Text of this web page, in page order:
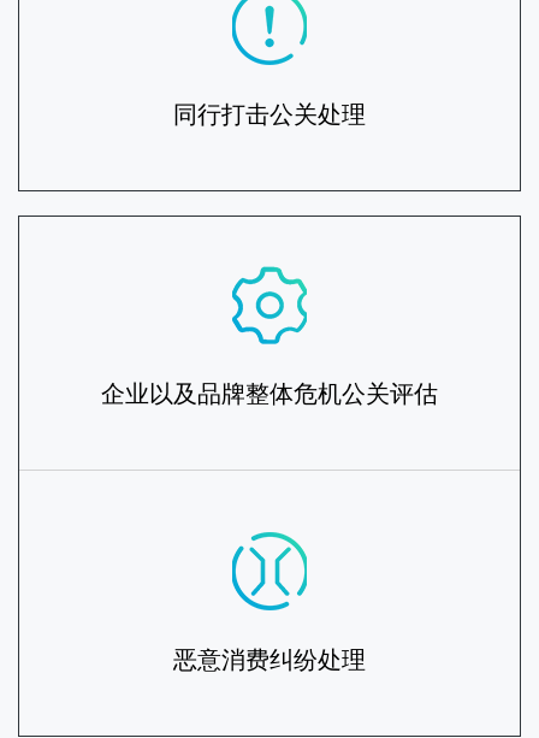
同行打击公关处理
企业以及品牌整体危机公关评估
恶意消费纠纷处理